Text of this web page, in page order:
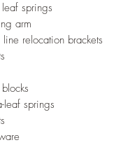
leaf springs
arm
line relocation brackets
leaf springs